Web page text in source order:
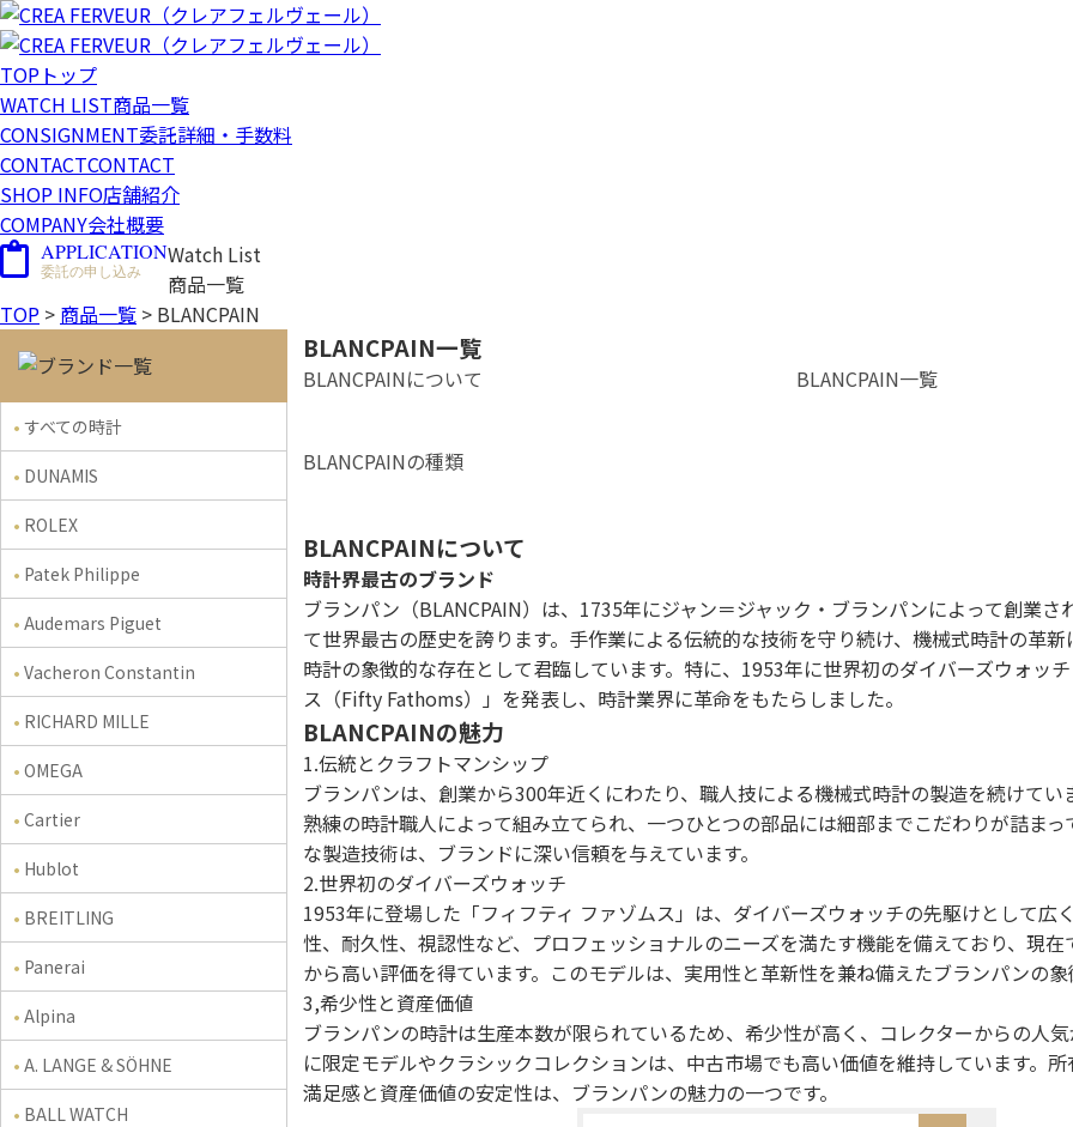
TOP トップ
WATCH LIST商品一覧
CONSIGNMENT委託詳細・手数料
CONTACTCONTACT
SHOP INFO店舗紹介
COMPANY会社概要
APPLICATION
委託の申し込み
Watch List
商品一覧
TOP > 商品一覧 > BLANCPAIN
すべての時計
DUNAMIS
ROLEX
Patek Philippe
Audemars Piguet
Vacheron Constantin
RICHARD MILLE
OMEGA
Cartier
Hublot
BREITLING
Panerai
Alpina
A. LANGE & SÖHNE
BALL WATCH
BLANCPAIN一覧
BLANCPAINについて BLANCPAIN一覧
BLANCPAINの種類
BLANCPAINについて
時計界最古のブランド
ブランパン（BLANCPAIN）は、1735年にジャン＝ジャック・ブランパンによって創業さ
て世界最古の歴史を誇ります。手作業による伝統的な技術を守り続け、機械式時計の革
時計の象徴的な存在として君臨しています。特に、1953年に世界初のダイバーズウォッ
ス（Fifty Fathoms）」を発表し、時計業界に革命をもたらしました。
BLANCPAINの魅力
1.伝統とクラフトマンシップ
ブランパンは、創業から300年近くにわたり、職人技による機械式時計の製造を続けてい
熟練の時計職人によって組み立てられ、一つひとつの部品には細部までこだわりが詰ま
な製造技術は、ブランドに深い信頼を与えています。
2.世界初のダイバーズウォッチ
1953年に登場した「フィフティ ファゾムス」は、ダイバーズウォッチの先駆けとして広
性、耐久性、視認性など、プロフェッショナルのニーズを満たす機能を備えており、現
から高い評価を得ています。このモデルは、実用性と革新性を兼ね備えたブランパンの
3,希少性と資産価値
ブランパンの時計は生産本数が限られているため、希少性が高く、コレクターからの人
に限定モデルやクラシックコレクションは、中古市場でも高い価値を維持しています。
満足感と資産価値の安定性は、ブランパンの魅力の一つです。